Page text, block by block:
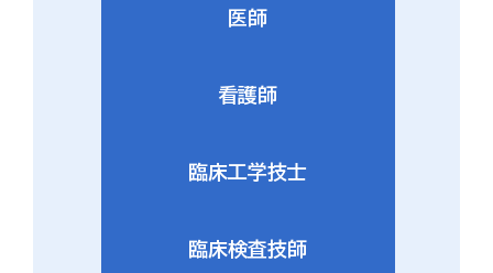
医師
看護師
臨床工学技士
臨床検査技師